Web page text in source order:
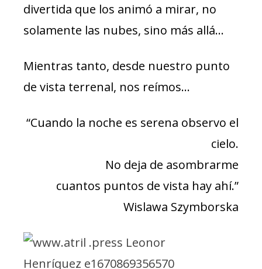
divertida que los animó a mirar, no
solamente las nubes, sino más allá…
Mientras tanto, desde nuestro punto
de vista terrenal, nos reímos…
“Cuando la noche es serena observo el
cielo.
No deja de asombrarme
cuantos puntos de vista hay ahí.”
Wislawa Szymborska